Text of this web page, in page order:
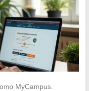
MyCampus.